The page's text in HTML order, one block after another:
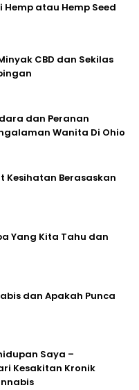
atau Hemp Seed
CBD dan Sekilas
dan Peranan
Wanita Di Ohio
Kesihatan Berasaskan
Yang Kita Tahu dan
dan Apakah Punca
Saya –
Kesakitan Kronik